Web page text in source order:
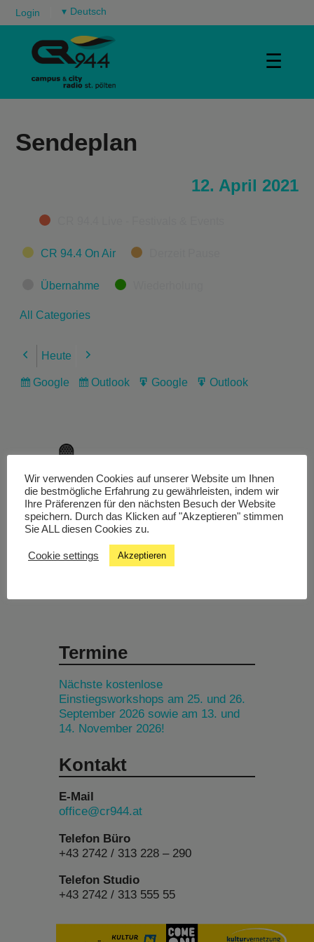
Login ▾
☰
Sendeplan
12. April 2021
Categories
CR 94.4 On Air
Übernahme
All Categories
Previous
Heute Next
Subscribe
Google
Subscribe
Outlook
Export
Google
Export
Outlook
Livestream
Studiochat
Termine
Nächste kostenlose
Einstiegsworkshops am 25. und 26.
September 2026 sowie am 13. und
14. November 2026!
Kontakt
E-Mail
office@cr944.at
Telefon Büro
+43 2742 / 313 228 – 290
Telefon Studio
+43 2742 / 313 555 55
Wir verwenden Cookies auf unserer Website um Ihnen
die bestmögliche Erfahrung zu gewährleisten, indem wir
Ihre Präferenzen für den nächsten Besuch der Website
speichern. Durch das Klicken auf "Akzeptieren" stimmen
Sie ALL diesen Cookies zu.
Cookie settings Akzeptieren